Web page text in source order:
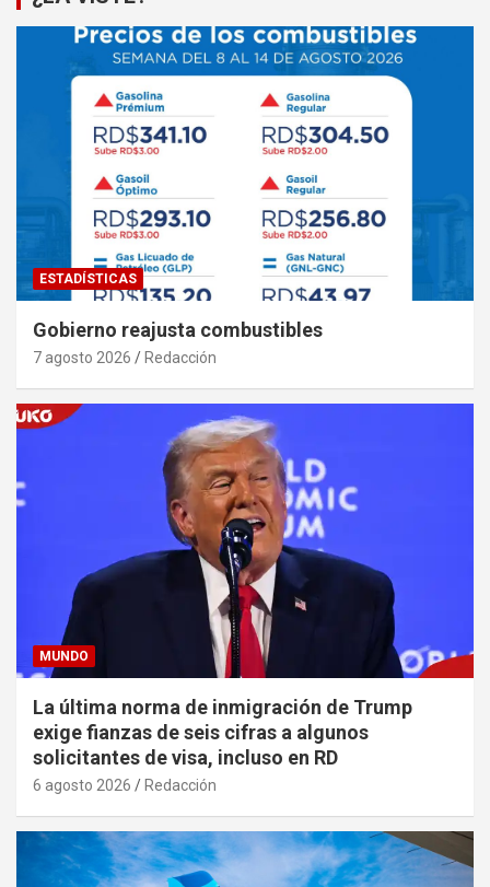
ESTADÍSTICAS
Gobierno reajusta combustibles
7 agosto 2026 Redacción
MUNDO
La última norma de inmigración de Trump
exige fianzas de seis cifras a algunos
solicitantes de visa, incluso en RD
6 agosto 2026 Redacción